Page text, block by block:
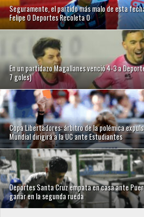
Seguramente, el partido más malo de esta
Felipe 0 Deportes Recoleta 0
En un partidazo Magallanes venció 4-3 a
7 goles)
Copa Libertadores: árbitro de la polémica
Mundial dirigirá a la UC ante Estudiantes
Deportes Santa Cruz empata en casa ante
ganar en la segunda rueda